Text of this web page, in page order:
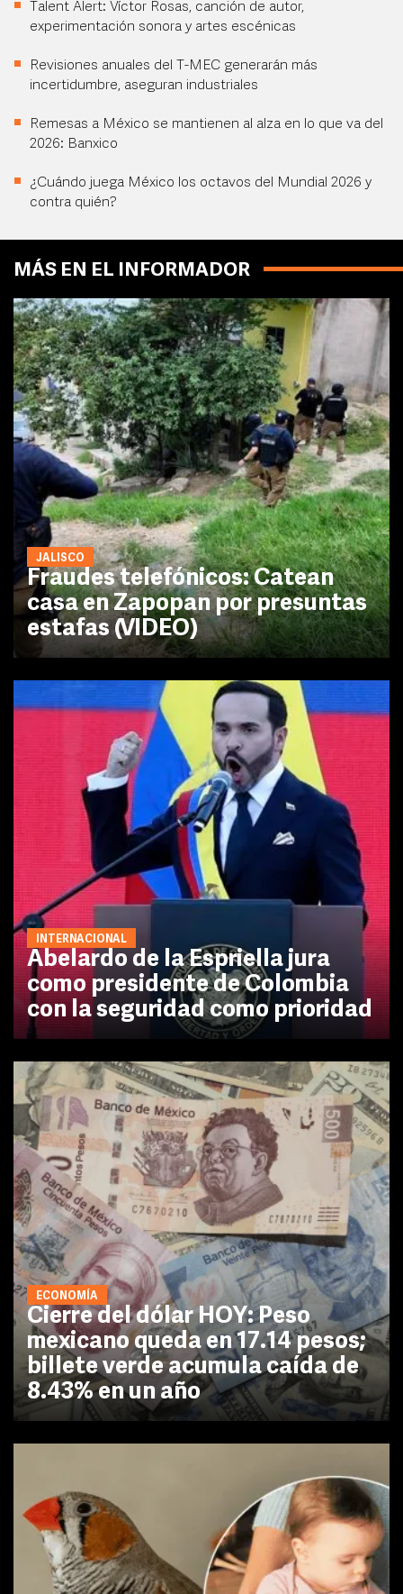
Talent Alert: Víctor Rosas, canción de autor,
experimentación sonora y artes escénicas
Revisiones anuales del T-MEC generarán más
incertidumbre, aseguran industriales
Remesas a México se mantienen al alza en lo que va del
2026: Banxico
¿Cuándo juega México los octavos del Mundial 2026 y
contra quién?
MÁS EN EL INFORMADOR
JALISCO
Fraudes telefónicos: Catean
casa en Zapopan por presuntas
estafas (VIDEO)
INTERNACIONAL
Abelardo de la Espriella jura
como presidente de Colombia
con la seguridad como prioridad
ECONOMÍA
Cierre del dólar HOY: Peso
mexicano queda en 17.14 pesos;
billete verde acumula caída de
8.43% en un año